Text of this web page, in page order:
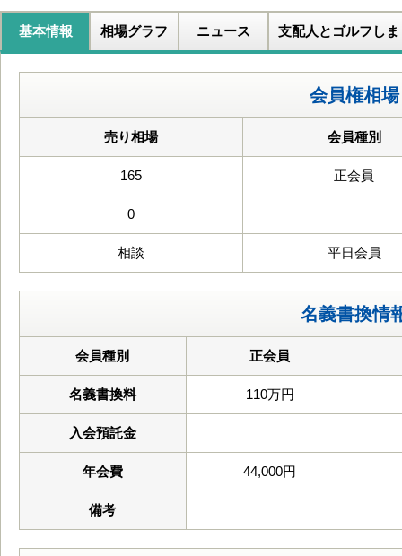
基本情報 相場グラフ ニュース 支配人とゴルフしま
会員権相場
売り相場 会員種別
165 正会員
0
相談 平日会員
名義書換情
会員種別 正会員
名義書換料 110万円
入会預託金
年会費 44,000円
備考